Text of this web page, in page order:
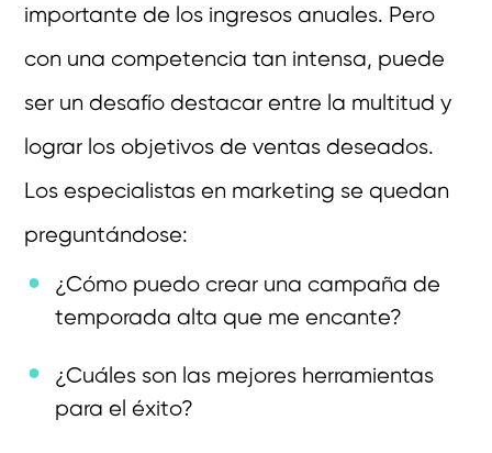
importante de los ingresos anuales. Pero
con una competencia tan intensa, puede
ser un desafío destacar entre la multitud y
lograr los objetivos de ventas deseados.
Los especialistas en marketing se quedan
preguntándose:
¿Cómo puedo crear una campaña de
temporada alta que me encante?
¿Cuáles son las mejores herramientas
para el éxito?